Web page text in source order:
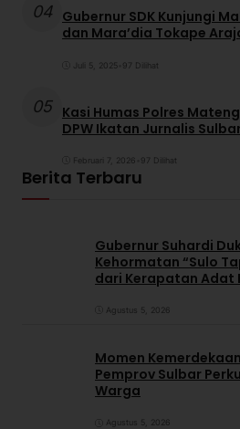
04 Gubernur SDK Kunjungi
dan Mara’dia Tokape
Juli 5, 2025 97 Dilihat
05 Kasi Humas Polres
DPW Ikatan Jurnalis
Februari 7, 2026 97 Dilihat
Berita Terbaru
Gubernur Suhardi
Kehormatan “Sulo
dari Kerapatan Adat
Agustus 5, 2026
Momen
Pemprov Sulbar
Warga
Agustus 5, 2026